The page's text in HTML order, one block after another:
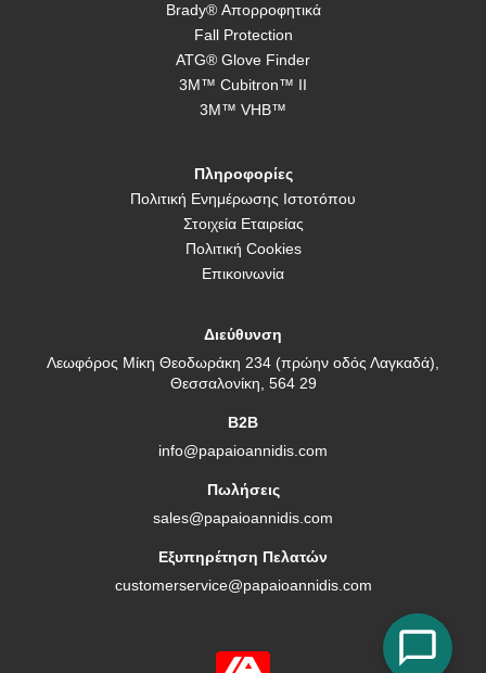
Brady® Απορροφητικά
Fall Protection
ATG® Glove Finder
3M™ Cubitron™ II
3M™ VHB™
Πληροφορίες
Πολιτική Ενημέρωσης Ιστοτόπου
Στοιχεία Εταιρείας
Πολιτική Cookies
Επικοινωνία
Διεύθυνση
Λεωφόρος Μίκη Θεοδωράκη 234 (πρώην οδός Λαγκαδά),
Θεσσαλονίκη, 564 29
B2B
info@papaioannidis.com
Πωλήσεις
sales@papaioannidis.com
Εξυπηρέτηση Πελατών
customerservice@papaioannidis.com